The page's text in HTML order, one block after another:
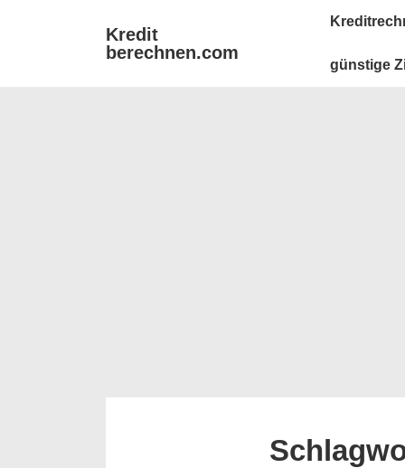
Kredit
berechnen.com
Main
günstige